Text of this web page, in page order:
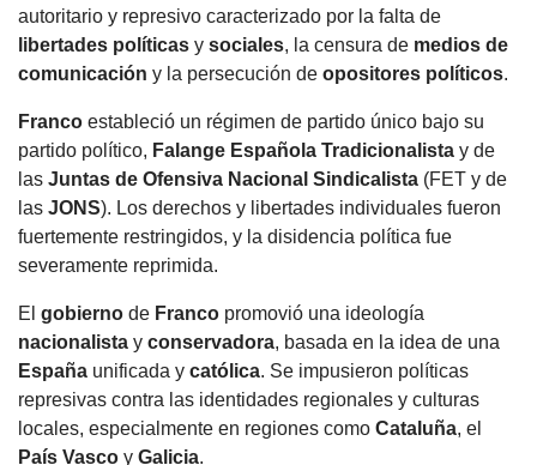
autoritario y represivo caracterizado por la falta de
libertades políticas y sociales, la censura de medios de
comunicación y la persecución de opositores políticos.
Franco estableció un régimen de partido único bajo su
partido político, Falange Española Tradicionalista y de
las Juntas de Ofensiva Nacional Sindicalista (FET y de
las JONS). Los derechos y libertades individuales fueron
fuertemente restringidos, y la disidencia política fue
severamente reprimida.
El gobierno de Franco promovió una ideología
nacionalista y conservadora, basada en la idea de una
España unificada y católica. Se impusieron políticas
represivas contra las identidades regionales y culturas
locales, especialmente en regiones como Cataluña, el
País Vasco y Galicia.